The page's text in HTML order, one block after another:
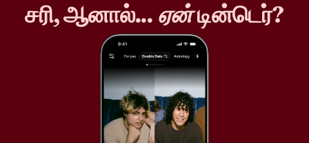
சரி, ஆனால்... ஏன்டின்டெர்?